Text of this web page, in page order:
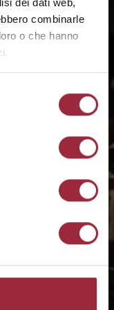
dei dati web,
combinarle
o che hanno
il mondo per
varietà, ne
e le
miscele